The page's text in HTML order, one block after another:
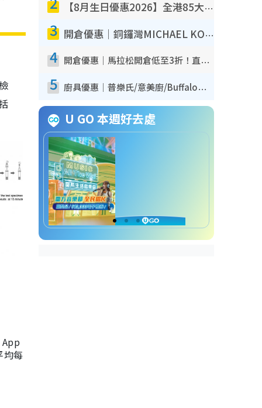
均每
【8月生日優惠2026】全港85大食買玩著數攻略 自助餐/火鍋放題同行免費＋誠品/DONKI送現金券
3 開倉優惠｜銅鑼灣MICHAEL KORS開倉低至17折！直擊$500起買手袋/銀包/鞋款 必買經典Jet Set系列
4 開倉優惠｜馬拉松開倉低至3折！直擊$99起買adidas／New Balance／Puma鞋款 STANLEY保溫杯劈價至$119起
5 廚具優惠｜普樂氏/意美廚/Buffalo廚具低至3折！$89起買煎鍋／炒鑊／個人鍋 同場小家電激減至$99起
U GO 本週好去處